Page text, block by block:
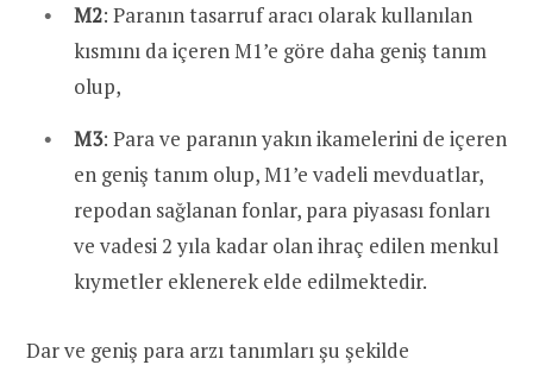
M2: Paranın tasarruf aracı olarak kullanılan
kısmını da içeren M1’e göre daha geniş tanım
olup,
M3: Para ve paranın yakın ikamelerini de içeren
en geniş tanım olup, M1’e vadeli mevduatlar,
repodan sağlanan fonlar, para piyasası fonları
ve vadesi 2 yıla kadar olan ihraç edilen menkul
kıymetler eklenerek elde edilmektedir.
Dar ve geniş para arzı tanımları şu şekilde